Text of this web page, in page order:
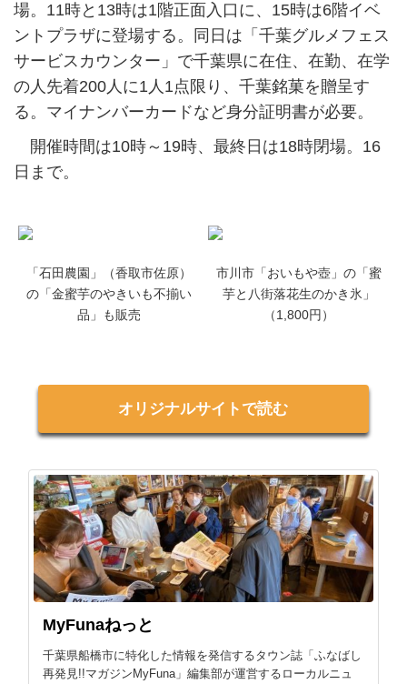
場。11時と13時は1階正面入口に、15時は6階イベ
ントプラザに登場する。同日は「千葉グルメフェス
サービスカウンター」で千葉県に在住、在勤、在学
の人先着200人に1人1点限り、千葉銘菓を贈呈す
る。マイナンバーカードなど身分証明書が必要。
開催時間は10時～19時、最終日は18時閉場。16
日まで。
「石田農園」（香取市佐原）
の「金蜜芋のやきいも不揃い
品」も販売
市川市「おいもや壺」の「蜜
芋と八街落花生のかき氷」
（1,800円）
オリジナルサイトで読む
MyFunaねっと
千葉県船橋市に特化した情報を発信するタウン誌「ふなばし
再発見!!マガジンMyFuna」編集部が運営するローカルニュ